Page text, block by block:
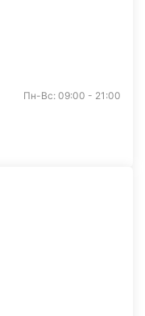
Пн-Вс: 09:00 - 21:00